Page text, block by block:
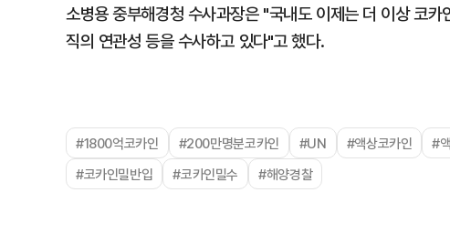
소병용 중부해경청 수사과장은 "국내도 이제는 더 이상 코
직의 연관성 등을 수사하고 있다"고 했다.
#1800억코카인 #200만명분코카인 #UN #액상코카인 #
#코카인밀반입
#코카인밀수 #해양경찰